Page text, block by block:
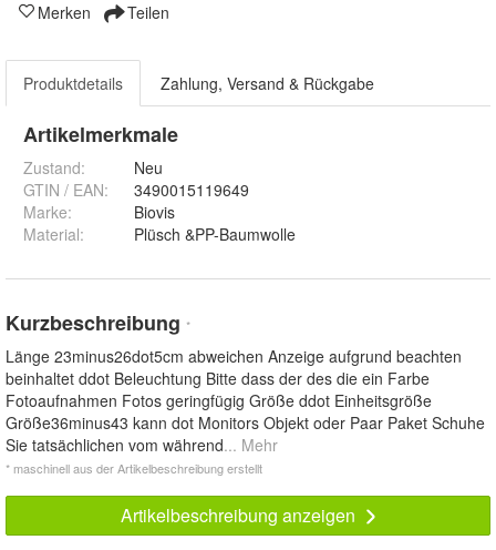
Merken Teilen
Produktdetails Zahlung, Versand & Rückgabe
Artikelmerkmale
Zustand:
Neu
GTIN / EAN:
3490015119649
Marke:
Biovis
Material: Plüsch &PP-Baumwolle
Kurzbeschreibung *
Länge 23minus26dot5cm abweichen Anzeige aufgrund beachten
beinhaltet ddot Beleuchtung Bitte dass der des die ein Farbe
Fotoaufnahmen Fotos geringfügig Größe ddot Einheitsgröße
Größe36minus43 kann dot Monitors Objekt oder Paar Paket Schuhe
Sie tatsächlichen vom während... Mehr
* maschinell aus der Artikelbeschreibung erstellt
Artikelbeschreibung anzeigen